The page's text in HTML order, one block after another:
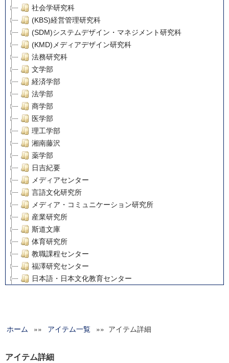
社会学研究科
(KBS)経営管理研究科
(SDM)システムデザイン・マネジメント研究科
(KMD)メディアデザイン研究科
法務研究科
文学部
経済学部
法学部
商学部
医学部
理工学部
湘南藤沢
薬学部
日吉紀要
メディアセンター
言語文化研究所
メディア・コミュニケーション研究所
産業研究所
斯道文庫
体育研究所
教職課程センター
福澤研究センター
日本語・日本文化教育センター
グローバルリサーチインスティテュート
科学研究費補助金研究成果報告書
ホーム »» アイテム一覧 »» アイテム詳細
アイテム詳細